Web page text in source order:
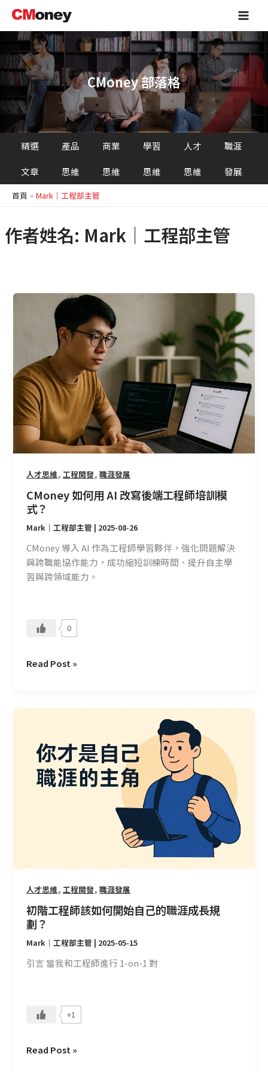
主
容
Main
CMoney 部落格
精選
文章
產品
思維
商業
思維
學習
思維
人才
思維
職涯
發展
首頁 Mark｜工程部主管
作者姓名: Mark｜工程部主管
人才思維, 工程開發,職涯發展
CMoney 如何用 AI 改寫後端工程師培訓模
式？
Mark｜工程部主管 | 2025-08-26
CMoney 導入 AI 作為工程師學習夥伴，強化問題解決
與跨職能協作能力，成功縮短訓練時間、提升自主學
習與跨領域能力。
0
CMoney
改
寫
後
端
工
程
師
培
模
式？
Read Post »
人才思維,工程開發,職涯發展
初階工程師該如何開始自己的職涯成長規
劃？
Mark｜工程部主管 | 2025-05-15
引言 當我和工程師進行 1-on-1 對
+1
己
的
涯
成
長
規
Read Post »